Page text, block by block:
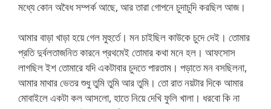
মধ্যে কোন অবৈধ সম্পর্ক আছে, আর তারা গোপনে চুদাচুদি করছিল আজ।
আমার বাড়া খাড়া হয়ে গেল মুহুর্তে। মন চাইছিল কাউকে চুদে দেই। তোমার
প্রতি দুর্বলতাজনিত কারনে প্রথমেই তোমার কথা মনে হল। আফসোস
লাগছিল ইশ তোমারে যদি একটাবার চুদতে পারতাম। পড়াতে মন বসছিলনা,
আমার মাথার ভেতর শুধু তুমি তুমি আর তুমি। তো রাত নয়টার দিকে আমার
মোবাইলে একটা কল আসলো, হাতে নিয়ে দেখি ফুলি খালা। ধরবো কি না